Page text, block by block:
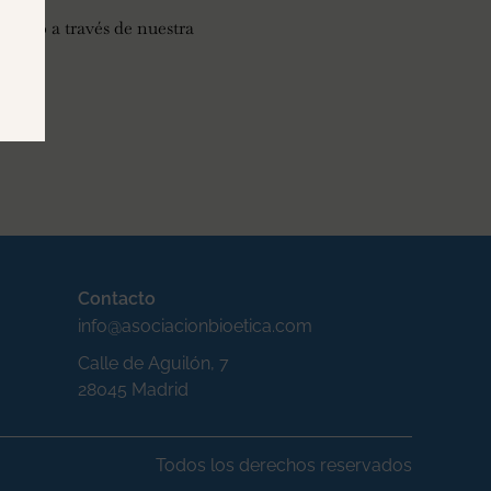
o a través de nuestra
Contacto
info@asociacionbioetica.com
Calle de Aguilón, 7
28045 Madrid
Todos los derechos reservados